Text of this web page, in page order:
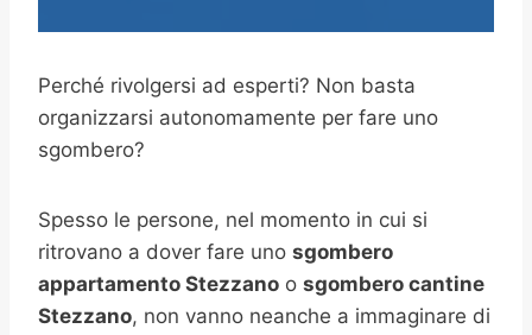
Perché rivolgersi ad esperti? Non basta
organizzarsi autonomamente per fare uno
sgombero?
Spesso le persone, nel momento in cui si
ritrovano a dover fare uno sgombero
appartamento Stezzano o sgombero cantine
Stezzano, non vanno neanche a immaginare di